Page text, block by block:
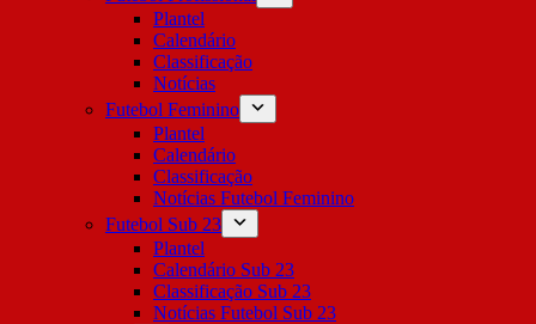
Plantel
Calendário
Classificação
Notícias
Futebol Feminino
Plantel
Calendário
Classificação
Notícias Futebol Feminino
Futebol Sub 23
Plantel
Calendário Sub 23
Classificação Sub 23
Notícias Futebol Sub 23